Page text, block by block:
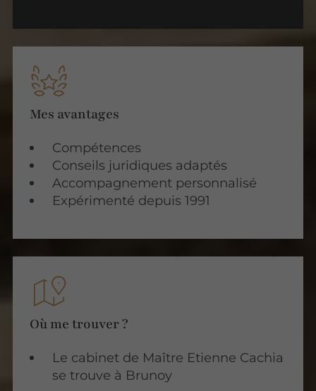
Mes avantages
Compétences
Conseils juridiques adaptés
Accompagnement personnalisé
Expérimenté depuis 1991
Où me trouver ?
Le cabinet de Maître Etienne Cachia
se trouve à Brunoy